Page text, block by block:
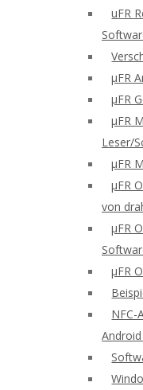
uFR
μFR
μFR
μFR
Leser/
μFR
μFR
von
μFR
μFR
NFC-